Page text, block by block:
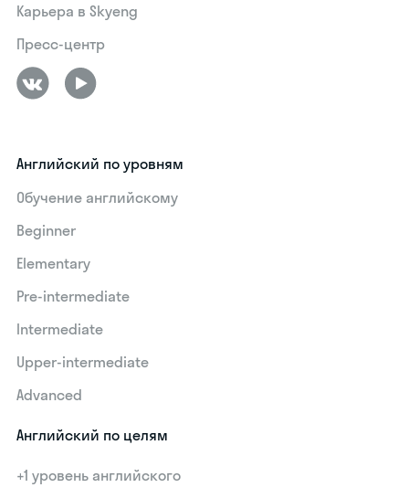
Карьера в Skyeng
Пресс-центр
Английский по уровням
Обучение английскому
Beginner
Elementary
Pre-intermediate
Intermediate
Upper-intermediate
Advanced
Английский по целям
+1 уровень английского